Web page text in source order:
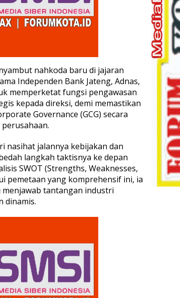
nahkoda baru di jajaran
Independen Bank Jateng, Adnas,
memperketat fungsi pengawasan
kepada direksi, demi memastikan
Governance (GCG) secara
nasihat jalannya kebijakan dan
langkah taktisnya ke depan
SWOT (Strengths, Weaknesses,
pemetaan yang komprehensif ini, ia
tantangan industri
dinamis.